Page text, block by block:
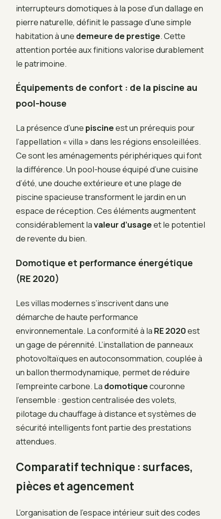
interrupteurs domotiques à la pose d’un dallage en
pierre naturelle, définit le passage d’une simple
habitation à une demeure de prestige. Cette
attention portée aux finitions valorise durablement
le patrimoine.
Équipements de confort : de la piscine au
pool-house
La présence d’une piscineest un prérequis pour
l’appellation « villa » dans les régions ensoleillées.
Ce sont les aménagements périphériques qui font
la différence. Un pool-house équipé d’une cuisine
d’été, une douche extérieure et une plage de
piscine spacieuse transforment le jardin en un
espace de réception. Ces éléments augmentent
considérablement lavaleur d’usageet le potentiel
de revente du bien.
Domotique et performance énergétique
(RE 2020)
Les villas modernes s’inscrivent dans une
démarche de haute performance
environnementale. La conformité à la RE 2020est
un gage de pérennité. L’installation de panneaux
photovoltaïques en autoconsommation, couplée à
un ballon thermodynamique, permet de réduire
l’empreinte carbone. La domotiquecouronne
l’ensemble : gestion centralisée des volets,
pilotage du chauffage à distance et systèmes de
sécurité intelligents font partie des prestations
attendues.
Comparatif technique : surfaces,
pièces et agencement
L’organisation de l’espace intérieur suit des codes